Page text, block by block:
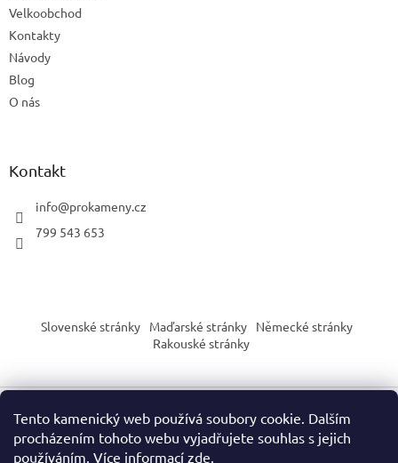
Tento kamenický web používá soubory cookie. Dalším
procházením tohoto webu vyjadřujete souhlas s jejich
používáním. Více informací zde.
Velkoobchod
Kontakty
Návody
Blog
O nás
Kontakt
info@prokameny.cz
799 543 653
Slovenské stránky Maďarské stránky
Německé stránky
Rakouské stránky
Vytvořil Shoptet